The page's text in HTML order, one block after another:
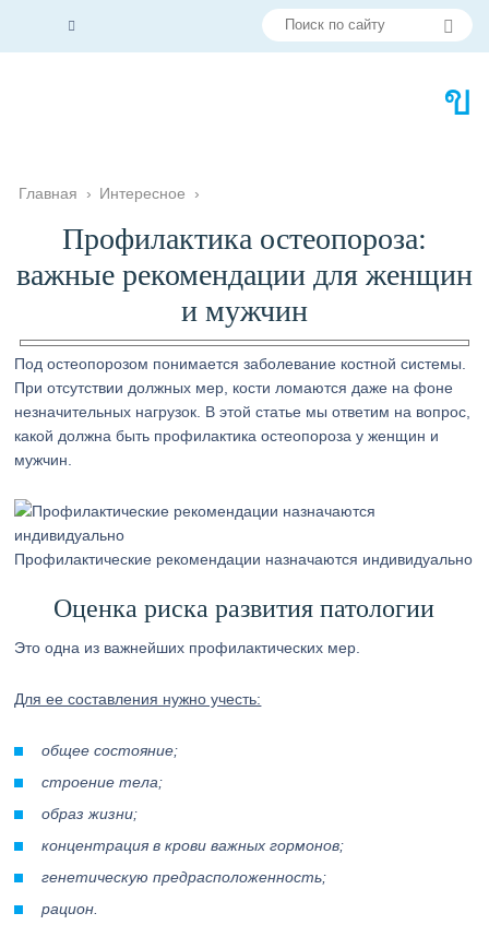
Главная › Интересное ›
Профилактика остеопороза:
важные рекомендации для женщин
и мужчин
Под остеопорозом понимается заболевание костной системы.
При отсутствии должных мер, кости ломаются даже на фоне
незначительных нагрузок. В этой статье мы ответим на вопрос,
какой должна быть профилактика остеопороза у женщин и
мужчин.
Профилактические рекомендации назначаются индивидуально
Оценка риска развития патологии
Это одна из важнейших профилактических мер.
Для ее составления нужно учесть:
общее состояние;
строение тела;
образ жизни;
концентрация в крови важных гормонов;
генетическую предрасположенность;
рацион.